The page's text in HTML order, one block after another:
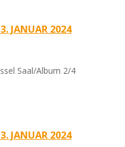
JANUAR 2024
Saal/Album 2/4
JANUAR 2024